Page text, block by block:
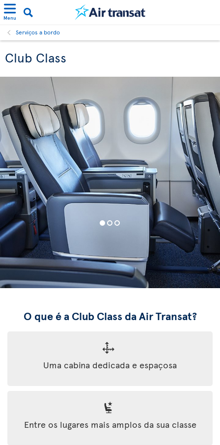
Menu
Serviços a bordo
Club Class
O que é a Club Class da Air Transat?
Uma cabina dedicada e espaçosa
Entre os lugares mais amplos da sua classe